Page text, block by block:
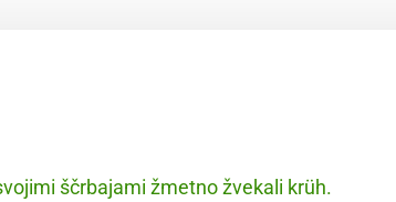
ščrbajami žmetno žvekali krüh.